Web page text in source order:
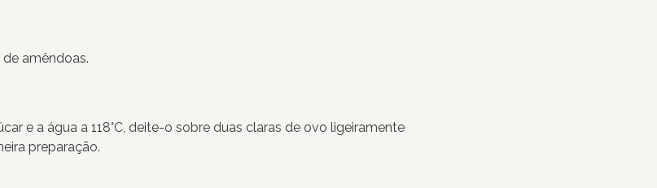
amêndoas.
e a água a 118°C, deite-o sobre duas claras de ovo ligeiramente
preparação.